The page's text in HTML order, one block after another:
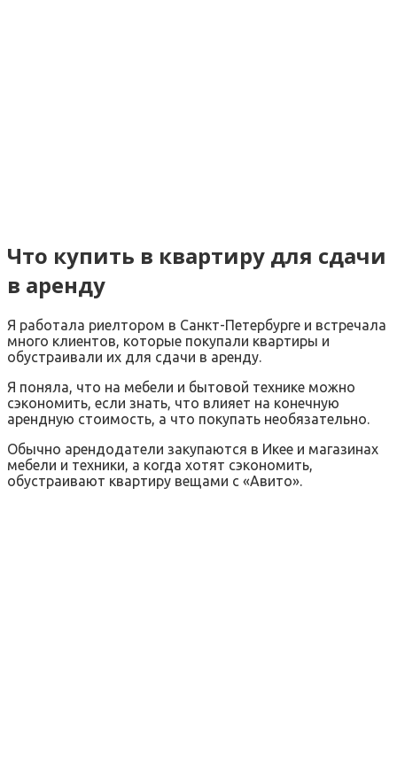
Что купить в квартиру для сдачи
в аренду
Я работала риелтором в Санкт-Петербурге и встречала
много клиентов, которые покупали квартиры и
обустраивали их для сдачи в аренду.
Я поняла, что на мебели и бытовой технике можно
сэкономить, если знать, что влияет на конечную
арендную стоимость, а что покупать необязательно.
Обычно арендодатели закупаются в Икее и магазинах
мебели и техники, а когда хотят сэкономить,
обустраивают квартиру вещами с «Авито».